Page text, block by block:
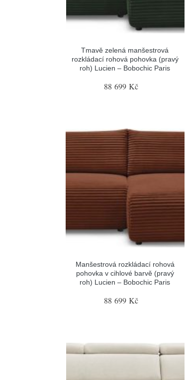
Tmavě zelená manšestrová
rozkládací rohová pohovka (pravý
roh) Lucien – Bobochic Paris
88 699 Kč
Manšestrová rozkládací rohová
pohovka v cihlové barvě (pravý
roh) Lucien – Bobochic Paris
88 699 Kč